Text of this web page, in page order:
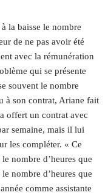
la baisse le nombre
de ne pas avoir été
avec la rémunération
qui se présente
souvent le nombre
à son contrat, Ariane fait
offert un contrat avec
semaine, mais il lui
les compléter. « Ce
nombre d’heures que
nombre d’heures que
comme assistante